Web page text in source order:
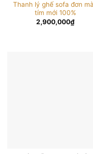
Thanh lý ghế sofa đơn
tím mới 100%
2,900,000₫